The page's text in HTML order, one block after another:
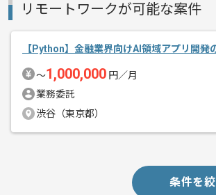
メント
あらゆる産業の暮
DX推進を行って
今後はデータ活用
会社の中核となっ
これまでの経験を
リモートワークが可能な案件
【Python】金融業界向けAI領域アプリ開発
〜1,000,000 円／月
業務委託
渋谷（東京都）
条件を